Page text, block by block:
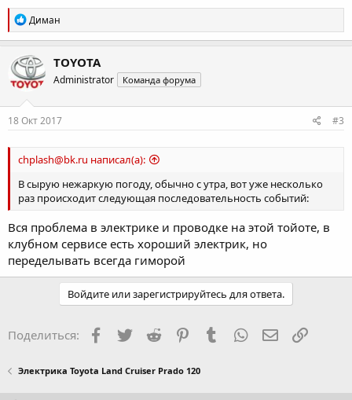
Р
е
а
к
ц
и
:
Диман
TOYOTA
Administrator Команда форума
18 Окт 2017 #3
chplash@bk.ru написал(а):
В сырую нежаркую погоду, обычно с утра, вот уже несколько
раз происходит следующая последовательность событий:
Вся проблема в электрике и проводке на этой тойоте, в
клубном сервисе есть хороший электрик, но
переделывать всегда гиморой
Войдите или зарегистрируйтесь для ответа.
Поделиться: Facebook
TwitterReddit PinterestTumblr WhatsApp Ссылка
Электрика Toyota Land Cruiser Prado 120